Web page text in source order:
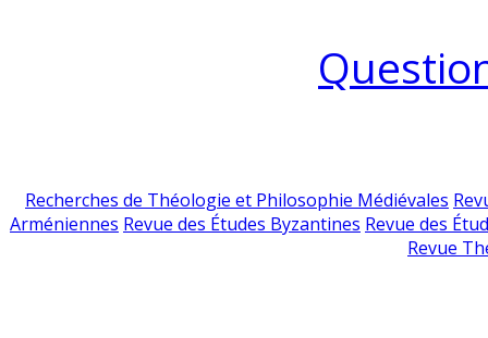
Recherches de Théologie et Philosophie Médiévales
Arméniennes Revue des Études Byzantines Revue des
Revue